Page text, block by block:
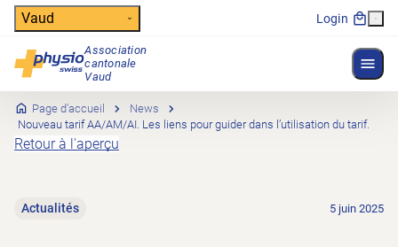
Header
Vaud Login
Association
cantonale
Vaud
Navigation principale
Page d'accueil
News
Nouveau tarif AA/AM/AI. Les liens pour guider dans l’utilisation du tarif.
Retour à l'aperçu
Actualités 5 juin 2025